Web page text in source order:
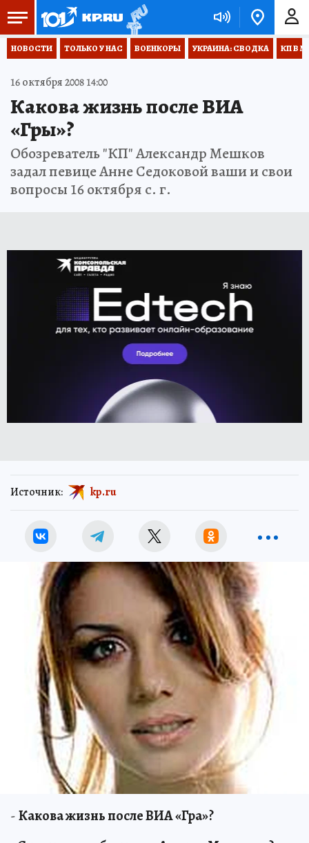
НОВОСТИ ТОЛЬКО У НАС ВОЕНКОРЫ УКРАИНА: СВОДКА КП В
16 октября 2008 14:00
Какова жизнь после ВИА
«Гры»?
Обозреватель "КП" Александр Мешков
задал певице Анне Седоковой ваши и свои
вопросы 16 октября с. г.
Источник: kp.ru
-Какова жизнь после ВИА «Гра»?